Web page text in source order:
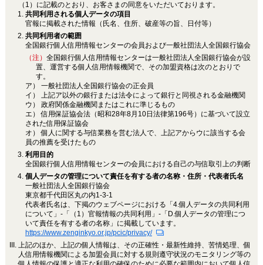
（1）に記載のとおり、お客さまの同意をいただいております。
共同利用される個人データの項目
官報に掲載された情報（氏名、住所、破産等の旨、日付等）
共同利用者の範囲
全国銀行個人信用情報センターの会員および一般社団法人全国銀行協会
（注） 全国銀行個人信用情報センターは一般社団法人全国銀行協会が設
置、運営する個人信用情報機関で、その加盟資格は次のとおりで
す。
ア） 一般社団法人全国銀行協会の正会員
イ） 上記ア以外の銀行または法令によって銀行と同視される金融機関
ウ） 政府関係金融機関またはこれに準じるもの
エ） 信用保証協会法（昭和28年8月10日法律第196号）に基づいて設立
された信用保証協会
オ） 個人に関する与信業務を営む法人で、上記アからウに該当する会
員の推薦を受けたもの
利用目的
全国銀行個人信用情報センターの会員における自己の与信取引上の判断
個人データの管理について責任を有する者の名称・住所・代表者氏名
一般社団法人全国銀行協会
東京都千代田区丸の内1-3-1
代表者氏名は、下掲のウェブページにおける「4.個人データの共同利用
について」-「（1）官報情報の共同利用」-「D.個人データの管理につ
いて責任を有する者の名称」に掲載しています。
https://www.zenginkyo.or.jp/pcic/privacy/
上記のほか、上記の個人情報は、その正確性・最新性維持、苦情処理、個
人信用情報機関による加盟会員に対する規則遵守状況のモニタリング等の